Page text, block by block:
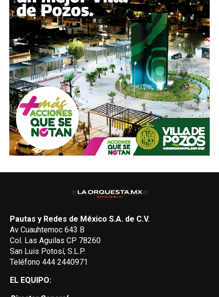
Pautas y Redes de México S.A. de C.V.
Av Cuauhtemoc 643 B
Col. Las Aguilas CP 78260
San Luis Potosí, S.L.P.
Teléfono 444 2440971
EL EQUIPO: